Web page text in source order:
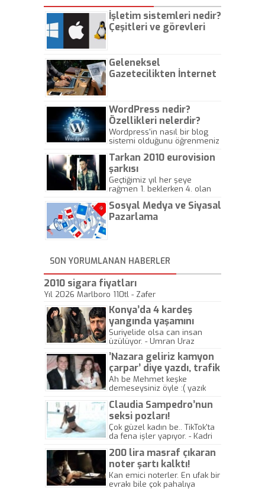
İşletim sistemleri nedir?
Çeşitleri ve görevleri
Geleneksel
Gazetecilikten İnternet
WordPress nedir?
Özellikleri nelerdir?
Wordpress'in nasıl bir blog
sistemi olduğunu öğrenmeniz
Tarkan 2010 eurovision
şarkısı
Geçtiğimiz yıl her şeye
rağmen 1. beklerken 4. olan
gösterisinin bu yarışmada
önemli olmadığını anlamıştır.
Sosyal Medya ve Siyasal
Pazarlama
SON YORUMLANAN HABERLER
2010 sigara fiyatları
Yıl 2026 Marlboro 110tl - Zafer
Konya’da 4 kardeş
yangında yaşamını
yitirdi
Suriyelide olsa can insan
üzülüyor. - Umran Uraz
’Nazara geliriz kamyon
çarpar’ diye yazdı, trafik
kazasında öldü!
Ah be Mehmet keşke
demeseysiniz öyle :( yazık
Claudia Sampedro’nun
seksi pozları!
Çok güzel kadın be.. TikTok'ta
da fena işler yapıyor. - Kadri
200 lira masraf çıkaran
noter şartı kalktı!
Kan emici noterler. En ufak bir
evrakı bile çok pahalıya